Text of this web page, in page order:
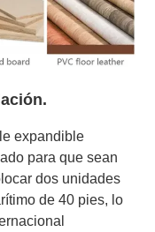
expandible
para que sean
dos unidades
de 40 pies, lo